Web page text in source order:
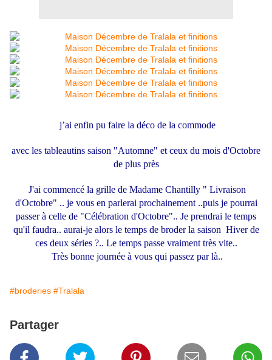
j’ai enfin pu faire la déco de la commode
avec les tableautins saison "Automne" et ceux du mois d'Octobre
de plus près
J'ai commencé la grille de Madame Chantilly " Livraison
d'Octobre" .. je vous en parlerai prochainement ..puis je pourrai
passer à celle de "Célébration d'Octobre".. Je prendrai le temps
qu'il faudra.. aurai-je alors le temps de broder la saison Hiver de
ces deux séries ?.. Le temps passe vraiment très vite..
Très bonne journée à vous qui passez par là..
#broderies #Tralala
Partager